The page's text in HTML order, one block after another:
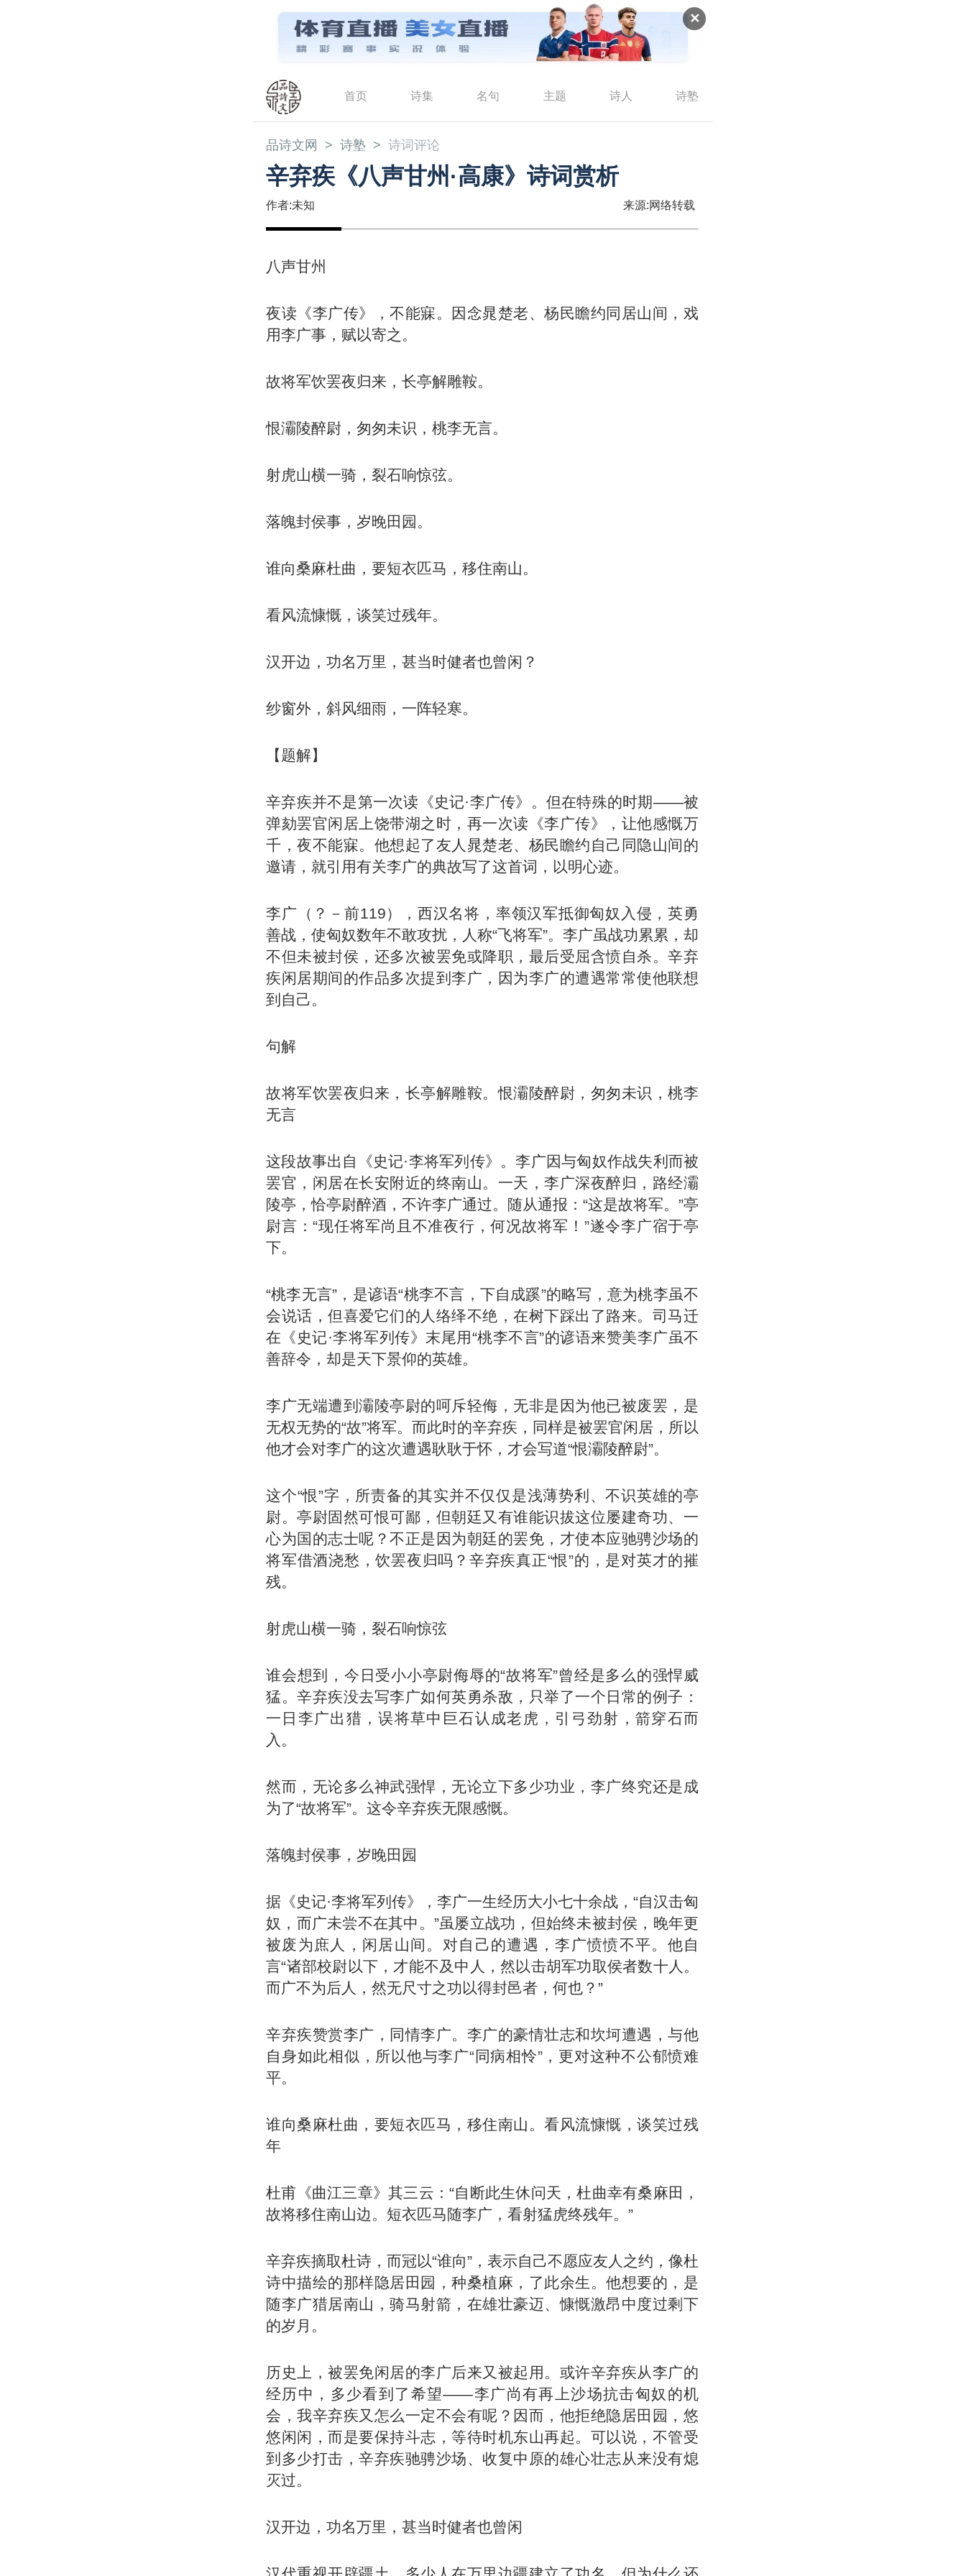
✕
首页 诗集 名句 主题 诗人 诗塾
品诗文网 诗塾 诗词评论
辛弃疾《八声甘州·高康》诗词赏析
作者:未知 来源:网络转载
八声甘州
夜读《李广传》，不能寐。因念晁楚老、杨民瞻约同居山间，戏
用李广事，赋以寄之。
故将军饮罢夜归来，长亭解雕鞍。
恨灞陵醉尉，匆匆未识，桃李无言。
射虎山横一骑，裂石响惊弦。
落魄封侯事，岁晚田园。
谁向桑麻杜曲，要短衣匹马，移住南山。
看风流慷慨，谈笑过残年。
汉开边，功名万里，甚当时健者也曾闲？
纱窗外，斜风细雨，一阵轻寒。
【题解】
辛弃疾并不是第一次读《史记·李广传》。但在特殊的时期——被
弹劾罢官闲居上饶带湖之时，再一次读《李广传》，让他感慨万
千，夜不能寐。他想起了友人晁楚老、杨民瞻约自己同隐山间的
邀请，就引用有关李广的典故写了这首词，以明心迹。
李广（？－前119），西汉名将，率领汉军抵御匈奴入侵，英勇
善战，使匈奴数年不敢攻扰，人称“飞将军”。李广虽战功累累，却
不但未被封侯，还多次被罢免或降职，最后受屈含愤自杀。辛弃
疾闲居期间的作品多次提到李广，因为李广的遭遇常常使他联想
到自己。
句解
故将军饮罢夜归来，长亭解雕鞍。恨灞陵醉尉，匆匆未识，桃李
无言
这段故事出自《史记·李将军列传》。李广因与匈奴作战失利而被
罢官，闲居在长安附近的终南山。一天，李广深夜醉归，路经灞
陵亭，恰亭尉醉酒，不许李广通过。随从通报：“这是故将军。”亭
尉言：“现任将军尚且不准夜行，何况故将军！”遂令李广宿于亭
下。
“桃李无言”，是谚语“桃李不言，下自成蹊”的略写，意为桃李虽不
会说话，但喜爱它们的人络绎不绝，在树下踩出了路来。司马迁
在《史记·李将军列传》末尾用“桃李不言”的谚语来赞美李广虽不
善辞令，却是天下景仰的英雄。
李广无端遭到灞陵亭尉的呵斥轻侮，无非是因为他已被废罢，是
无权无势的“故”将军。而此时的辛弃疾，同样是被罢官闲居，所以
他才会对李广的这次遭遇耿耿于怀，才会写道“恨灞陵醉尉”。
这个“恨”字，所责备的其实并不仅仅是浅薄势利、不识英雄的亭
尉。亭尉固然可恨可鄙，但朝廷又有谁能识拔这位屡建奇功、一
心为国的志士呢？不正是因为朝廷的罢免，才使本应驰骋沙场的
将军借酒浇愁，饮罢夜归吗？辛弃疾真正“恨”的，是对英才的摧
残。
射虎山横一骑，裂石响惊弦
谁会想到，今日受小小亭尉侮辱的“故将军”曾经是多么的强悍威
猛。辛弃疾没去写李广如何英勇杀敌，只举了一个日常的例子：
一日李广出猎，误将草中巨石认成老虎，引弓劲射，箭穿石而
入。
然而，无论多么神武强悍，无论立下多少功业，李广终究还是成
为了“故将军”。这令辛弃疾无限感慨。
落魄封侯事，岁晚田园
据《史记·李将军列传》，李广一生经历大小七十余战，“自汉击匈
奴，而广未尝不在其中。”虽屡立战功，但始终未被封侯，晚年更
被废为庶人，闲居山间。对自己的遭遇，李广愤愤不平。他自
言“诸部校尉以下，才能不及中人，然以击胡军功取侯者数十人。
而广不为后人，然无尺寸之功以得封邑者，何也？”
辛弃疾赞赏李广，同情李广。李广的豪情壮志和坎坷遭遇，与他
自身如此相似，所以他与李广“同病相怜”，更对这种不公郁愤难
平。
谁向桑麻杜曲，要短衣匹马，移住南山。看风流慷慨，谈笑过残
年
杜甫《曲江三章》其三云：“自断此生休问天，杜曲幸有桑麻田，
故将移住南山边。短衣匹马随李广，看射猛虎终残年。”
辛弃疾摘取杜诗，而冠以“谁向”，表示自己不愿应友人之约，像杜
诗中描绘的那样隐居田园，种桑植麻，了此余生。他想要的，是
随李广猎居南山，骑马射箭，在雄壮豪迈、慷慨激昂中度过剩下
的岁月。
历史上，被罢免闲居的李广后来又被起用。或许辛弃疾从李广的
经历中，多少看到了希望——李广尚有再上沙场抗击匈奴的机
会，我辛弃疾又怎么一定不会有呢？因而，他拒绝隐居田园，悠
悠闲闲，而是要保持斗志，等待时机东山再起。可以说，不管受
到多少打击，辛弃疾驰骋沙场、收复中原的雄心壮志从来没有熄
灭过。
汉开边，功名万里，甚当时健者也曾闲